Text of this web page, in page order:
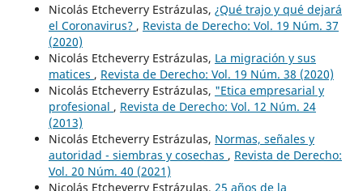
Nicolás Etcheverry Estrázulas, ¿Qué trajo y qué dejará
el Coronavirus? , Revista de Derecho: Vol. 19 Núm. 37
(2020)
Nicolás Etcheverry Estrázulas, La migración y sus
matices , Revista de Derecho: Vol. 19 Núm. 38 (2020)
Nicolás Etcheverry Estrázulas, "Etica empresarial y
profesional , Revista de Derecho: Vol. 12 Núm. 24
(2013)
Nicolás Etcheverry Estrázulas, Normas, señales y
autoridad - siembras y cosechas , Revista de Derecho:
Vol. 20 Núm. 40 (2021)
Nicolás Etcheverry Estrázulas, 25 años de la